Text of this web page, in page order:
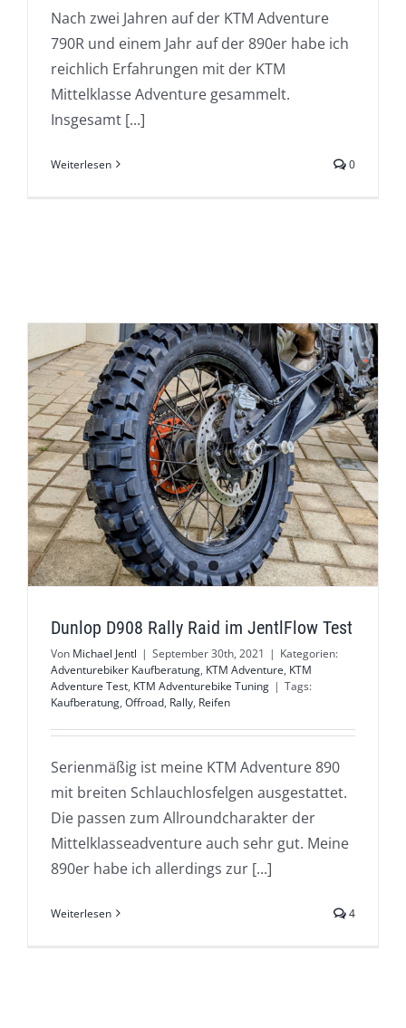
Nach zwei Jahren auf der KTM Adventure
790R und einem Jahr auf der 890er habe ich
reichlich Erfahrungen mit der KTM
Mittelklasse Adventure gesammelt.
Insgesamt [...]
Weiterlesen 0
Dunlop D908 Rally Raid im JentlFlow Test
Von Michael Jentl | September 30th, 2021 | Kategorien:
Adventurebiker Kaufberatung, KTM Adventure, KTM
Adventure Test, KTM Adventurebike Tuning | Tags:
Kaufberatung, Offroad, Rally, Reifen
Serienmäßig ist meine KTM Adventure 890
mit breiten Schlauchlosfelgen ausgestattet.
Die passen zum Allroundcharakter der
Mittelklasseadventure auch sehr gut. Meine
890er habe ich allerdings zur [...]
Weiterlesen 4